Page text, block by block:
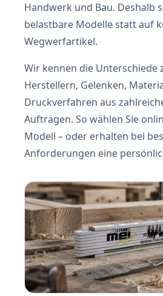
Handwerk und Bau. Deshalb
belastbare Modelle statt auf
Wegwerfartikel.
Wir kennen die Unterschiede
Herstellern, Gelenken,
Druckverfahren aus
Aufträgen. So wählen Sie
Modell – oder erhalten bei
Anforderungen eine